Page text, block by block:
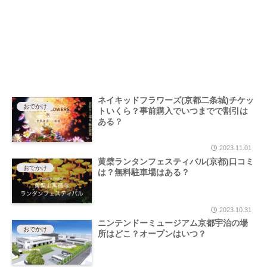
おでかけ
ネイキッドフラワーズ(京都二条城)チケッ
トいくら？事前購入でいつまでで割引は
ある？
2023.11.01
おでかけ
黄檗ランタンフェスティバル(京都)口コミ
は？無料駐車場はある？
2023.10.31
おでかけ
ニンテンドーミュージアム京都宇治の場
所はどこ？オープンはいつ？